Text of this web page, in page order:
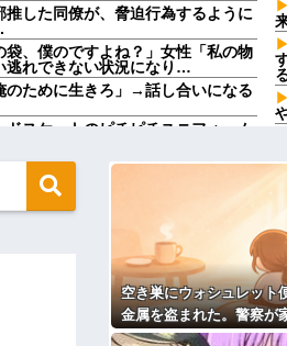
した同僚が、脅迫行為するように
、僕のですよね？」女性「私の物
逃れできない状況になり…
のために生きろ」→話し合いになる
スケートのピチピチユニフォーム
ｗｗｗｗ
のが1番稼げるな
いに行くか」店員「ほいっ見積も
もそう思うよな？？？？？
の顔へ←これw w w w w w w w
お肉と酒と、お風呂グッズの準備し
キィィィィー！！！！」私「あ…」
きつけて炎上ｗｗｗｗｗｗｗｗ
思う」私「その決断は立派です
空き巣にウォシュレット
金属を盗まれた。警察が
水跡を追うと五軒先の幼